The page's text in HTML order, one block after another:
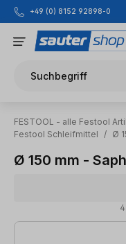
Zum Hauptinhalt
+49 (0) 8152 92898-0
Suchbegriff
FESTOOL - alle Festool
Festool Schleifmittel
/ Ø
Ø 150 mm -
4 Artikel gefunden